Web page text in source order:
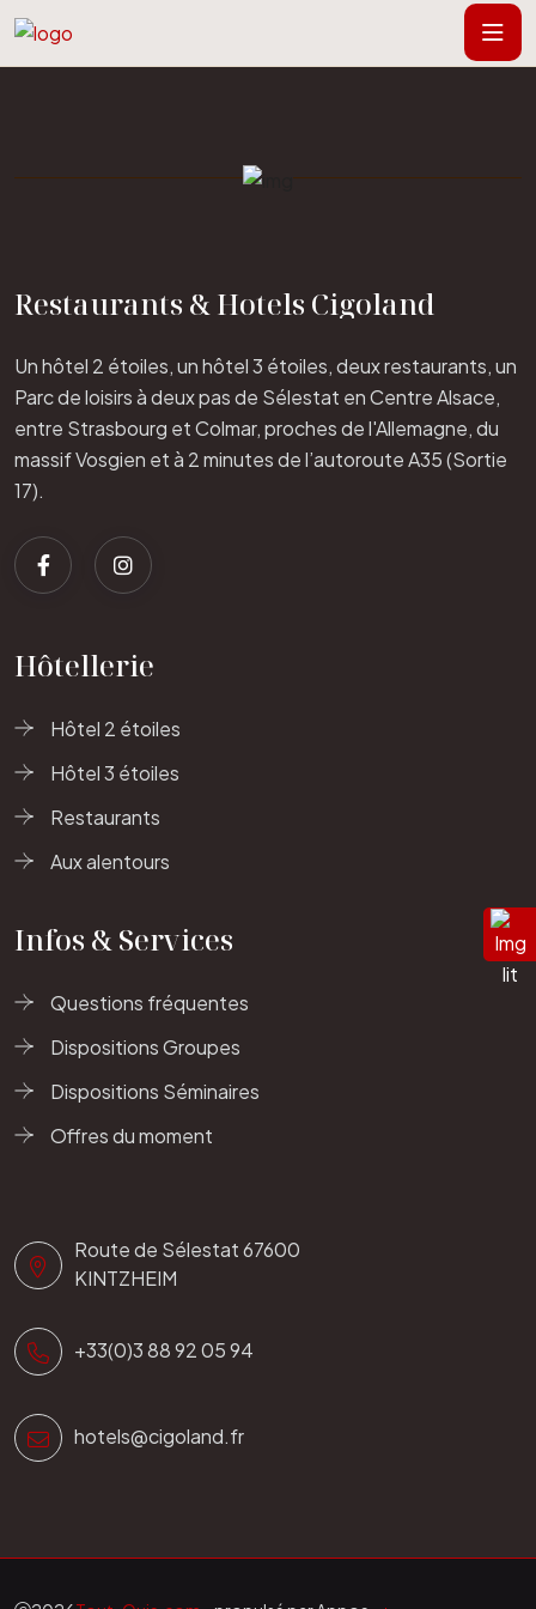
Restaurants & Hotels Cigoland
Un hôtel 2 étoiles, un hôtel 3 étoiles, deux restaurants, un
Parc de loisirs à deux pas de Sélestat en Centre Alsace,
entre Strasbourg et Colmar, proches de l'Allemagne, du
massif Vosgien et à 2 minutes de l’autoroute A35 (Sortie
17).
Hôtellerie
Hôtel 2 étoiles
Hôtel 3 étoiles
Restaurants
Aux alentours
Infos & Services
Questions fréquentes
Dispositions Groupes
Dispositions Séminaires
Offres du moment
Route de Sélestat 67600
KINTZHEIM
+33(0)3 88 92 05 94
hotels@cigoland.fr